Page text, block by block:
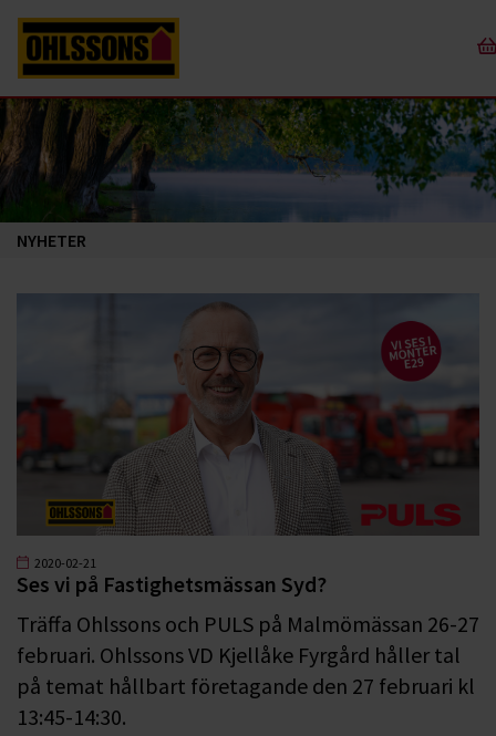
NYHETER
2020-02-21
Ses vi på Fastighetsmässan Syd?
Träffa Ohlssons och PULS på Malmömässan 26-27
februari. Ohlssons VD Kjellåke Fyrgård håller tal
på temat hållbart företagande den 27 februari kl
13:45-14:30.